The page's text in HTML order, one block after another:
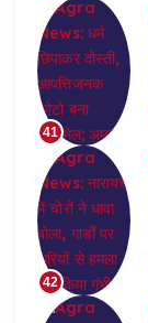
41
42